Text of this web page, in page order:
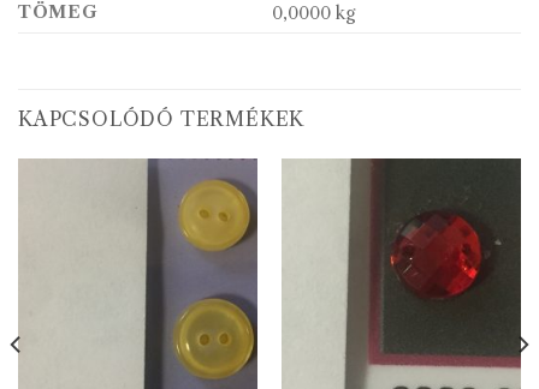
TÖMEG 0,0000 kg
KAPCSOLÓDÓ TERMÉKEK